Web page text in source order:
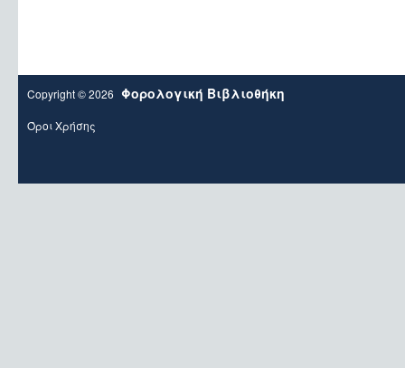
Copyright © 2026 Φορολογική Βιβλιοθήκη
Όροι Χρήσης